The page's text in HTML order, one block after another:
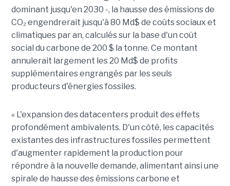
dominant jusqu'en 2030 -, la hausse des émissions de
CO₂ engendrerait jusqu'à 80 Md$ de coûts sociaux et
climatiques par an, calculés sur la base d'un coût
social du carbone de 200 $ la tonne. Ce montant
annulerait largement les 20 Md$ de profits
supplémentaires engrangés par les seuls
producteurs d'énergies fossiles.
« L'expansion des datacenters produit des effets
profondément ambivalents. D'un côté, les capacités
existantes des infrastructures fossiles permettent
d'augmenter rapidement la production pour
répondre à la nouvelle demande, alimentant ainsi une
spirale de hausse des émissions carbone et